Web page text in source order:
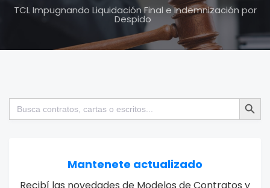
TCL Impugnando Liquidación Final e Indemnización por
Despido
Buscar: Botón de
Mantenete actualizado